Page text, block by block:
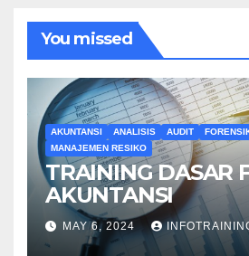
You missed
AKUNTANSI ANALISIS AUDIT
MANAJEMEN RESIKO
TRAINING DASAR
AKUNTANSI
MAY 6, 2024